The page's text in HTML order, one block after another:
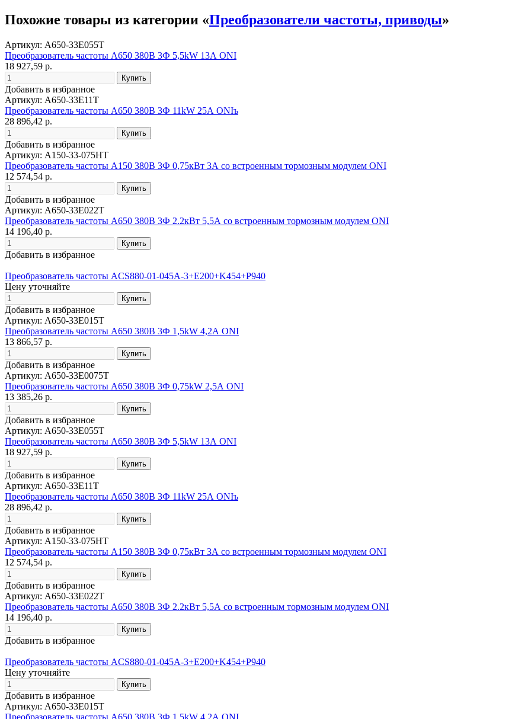
Похожие товары из категории «Преобразователи частоты, приводы»
Артикул: A650-33E055T
Преобразователь частоты A650 380В 3Ф 5,5kW 13А ONI
18 927,59 р.
Добавить в избранное
Артикул: A650-33E11T
Преобразователь частоты A650 380В 3Ф 11kW 25А ONIъ
28 896,42 р.
Добавить в избранное
Артикул: A150-33-075HT
Преобразователь частоты A150 380В 3Ф 0,75кВт 3А со встроенным тормозным модулем ONI
12 574,54 р.
Добавить в избранное
Артикул: A650-33E022T
Преобразователь частоты A650 380В 3Ф 2.2кВт 5,5А со встроенным тормозным модулем ONI
14 196,40 р.
Добавить в избранное
Преобразователь частоты ACS880-01-045A-3+E200+K454+P940
Цену уточняйте
Добавить в избранное
Артикул: A650-33E015T
Преобразователь частоты A650 380В 3Ф 1,5kW 4,2А ONI
13 866,57 р.
Добавить в избранное
Артикул: A650-33E0075T
Преобразователь частоты A650 380В 3Ф 0,75kW 2,5А ONI
13 385,26 р.
Добавить в избранное
Артикул: A650-33E055T
Преобразователь частоты A650 380В 3Ф 5,5kW 13А ONI
18 927,59 р.
Добавить в избранное
Артикул: A650-33E11T
Преобразователь частоты A650 380В 3Ф 11kW 25А ONIъ
28 896,42 р.
Добавить в избранное
Артикул: A150-33-075HT
Преобразователь частоты A150 380В 3Ф 0,75кВт 3А со встроенным тормозным модулем ONI
12 574,54 р.
Добавить в избранное
Артикул: A650-33E022T
Преобразователь частоты A650 380В 3Ф 2.2кВт 5,5А со встроенным тормозным модулем ONI
14 196,40 р.
Добавить в избранное
Преобразователь частоты ACS880-01-045A-3+E200+K454+P940
Цену уточняйте
Добавить в избранное
Артикул: A650-33E015T
Преобразователь частоты A650 380В 3Ф 1,5kW 4,2А ONI